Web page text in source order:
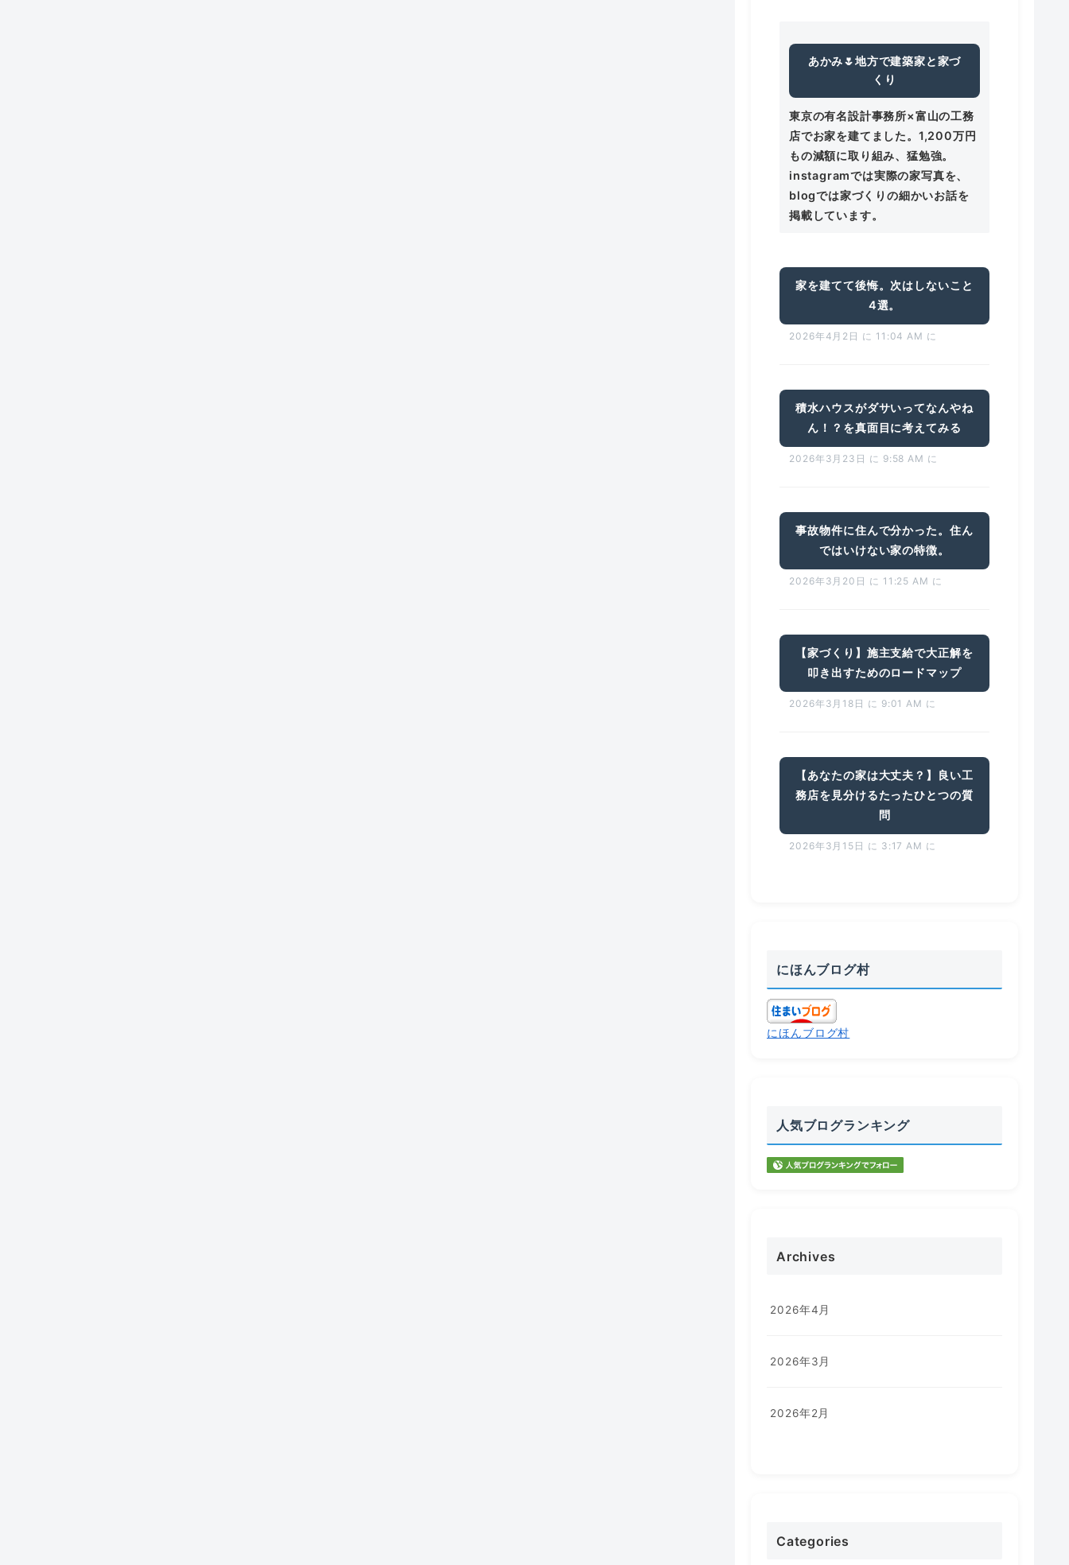
あかみ🌷地方で建築家と家づ
くり
東京の有名設計事務所×富山の工務
店でお家を建てました。1,200万円
もの減額に取り組み、猛勉強。
instagramでは実際の家写真を、
blogでは家づくりの細かいお話を
掲載しています。
家を建てて後悔。次はしないこと
4選。
2026年4月2日 に 11:04 AM に
積水ハウスがダサいってなんやね
ん！？を真面目に考えてみる
2026年3月23日 に 9:58 AM に
事故物件に住んで分かった。住ん
ではいけない家の特徴。
2026年3月20日 に 11:25 AM に
【家づくり】施主支給で大正解を
叩き出すためのロードマップ
2026年3月18日 に 9:01 AM に
【あなたの家は大丈夫？】良い工
務店を見分けるたったひとつの質
問
2026年3月15日 に 3:17 AM に
にほんブログ村
にほんブログ村
人気ブログランキング
Archives
2026年4月
2026年3月
2026年2月
Categories